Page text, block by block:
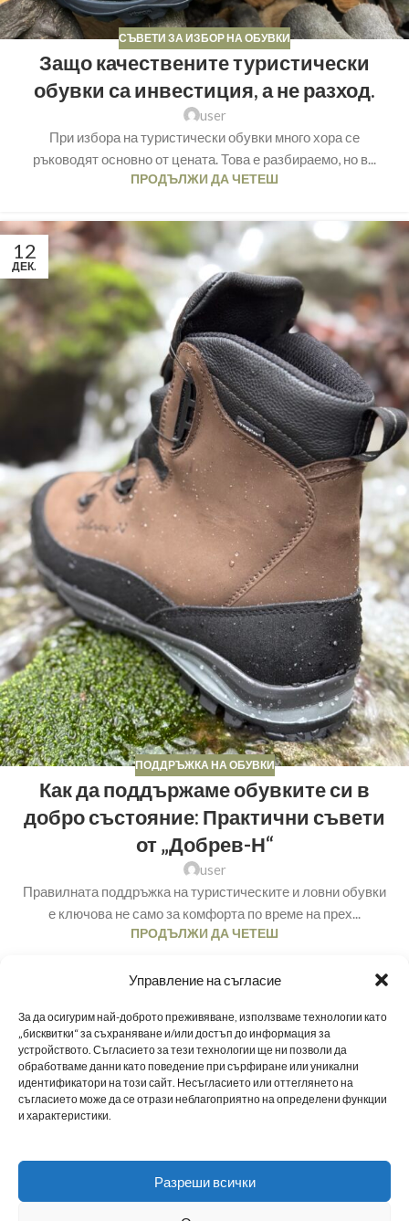
Управление на съгласие
За да осигурим най-доброто преживяване, използваме технологии като
„бисквитки“ за съхраняване и/или достъп до информация за
устройството. Съгласието за тези технологии ще ни позволи да
обработваме данни като поведение при сърфиране или уникални
идентификатори на този сайт. Несъгласието или оттеглянето на
съгласието може да се отрази неблагоприятно на определени функции
и характеристики.
Разреши всички
СЪВЕТИ ЗА ИЗБОР НА ОБУВКИ
Защо качествените туристически
обувки са инвестиция, а не разход.
user
При избора на туристически обувки много хора се
ръководят основно от цената. Това е разбираемо, но в...
ПРОДЪЛЖИ ДА ЧЕТЕШ
12
ДЕК.
ПОДДРЪЖКА НА ОБУВКИ
Как да поддържаме обувките си в
добро състояние: Практични съвети
от „Добрев-Н“
user
Правилната поддръжка на туристическите и ловни обувки
е ключова не само за комфорта по време на прех...
ПРОДЪЛЖИ ДА ЧЕТЕШ
МЪЖКИ ОБУВКИДАМСКИ ОБУВКИМАРАТОНКИЗА НАСНОВИНИ
ТАБЛИЦА С РАЗМЕРИПОЛИТИКА ЗА ПОВЕРИТЕЛНОСТ
BG